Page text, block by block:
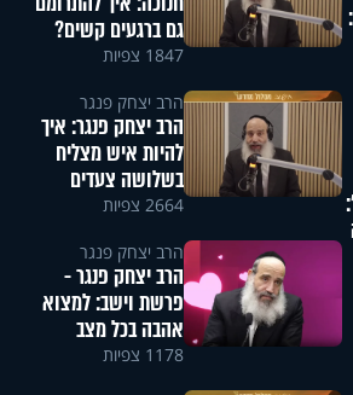
גם ברגעים קשים?
1847 צפיות
הרב יצחק פנגר
הרב יצחק פנגר: איך
להיות איש מצליח
בשלושה צעדים
2664 צפיות
הרב יצחק פנגר
הרב יצחק פנגר -
פרשת וישב: למצוא
אהבה בכל מצב
1178 צפיות